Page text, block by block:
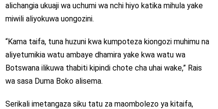
alichangia ukuaji wa uchumi wa nchi hiyo katika mihula yake
miwili aliyokuwa uongozini.
“Kama taifa, tuna huzuni kwa kumpoteza kiongozi muhimu na
aliyetumikia watu ambaye dhamira yake kwa watu wa
Botswana ilikuwa thabiti kipindi chote cha uhai wake,” Rais
wa sasa Duma Boko alisema.
Serikali imetangaza siku tatu za maombolezo ya kitaifa,